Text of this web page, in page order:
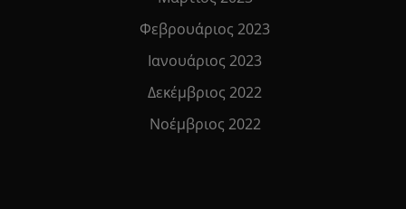
Φεβρουάριος 2023
Ιανουάριος 2023
Δεκέμβριος 2022
Νοέμβριος 2022